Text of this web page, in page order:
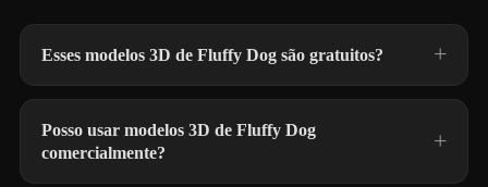
Esses modelos 3D de Fluffy Dog são gratuitos?
Posso usar modelos 3D de Fluffy Dog
comercialmente?